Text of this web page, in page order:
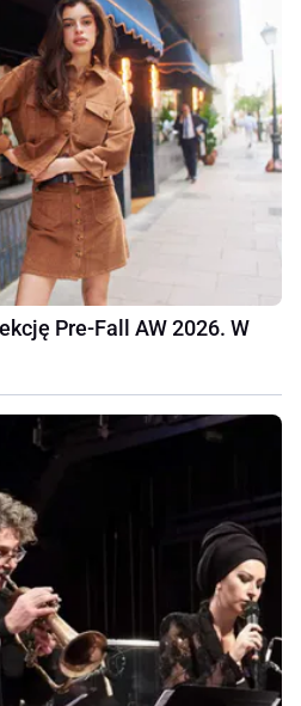
Pre-Fall AW 2026. W